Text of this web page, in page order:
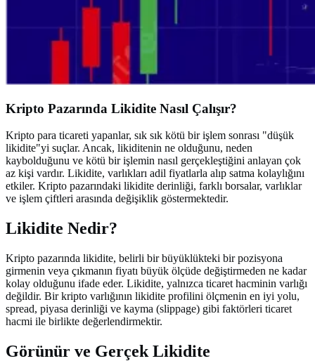
Kripto Pazarında Likidite Nasıl Çalışır?
Kripto para ticareti yapanlar, sık sık kötü bir işlem sonrası "düşük
likidite"yi suçlar. Ancak, likiditenin ne olduğunu, neden
kaybolduğunu ve kötü bir işlemin nasıl gerçekleştiğini anlayan çok
az kişi vardır. Likidite, varlıkları adil fiyatlarla alıp satma kolaylığını
etkiler. Kripto pazarındaki likidite derinliği, farklı borsalar, varlıklar
ve işlem çiftleri arasında değişiklik göstermektedir.
Likidite Nedir?
Kripto pazarında likidite, belirli bir büyüklükteki bir pozisyona
girmenin veya çıkmanın fiyatı büyük ölçüde değiştirmeden ne kadar
kolay olduğunu ifade eder. Likidite, yalnızca ticaret hacminin varlığı
değildir. Bir kripto varlığının likidite profilini ölçmenin en iyi yolu,
spread, piyasa derinliği ve kayma (slippage) gibi faktörleri ticaret
hacmi ile birlikte değerlendirmektir.
Görünür ve Gerçek Likidite